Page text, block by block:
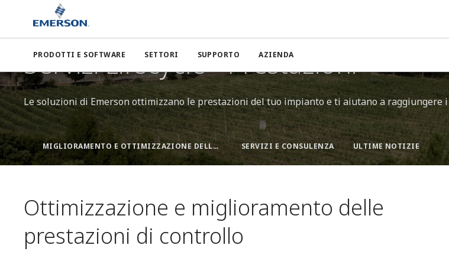
PRODOTTI E SOFTWARE SETTORI SUPPORTO AZIENDA
Emerson Servizi per l'intero ciclo di vita
Servizi Lifecycle - Prestazioni
Le soluzioni di Emerson ottimizzano le prestazioni del tuo impianto e ti aiutano a
MIGLIORAMENTO E OTTIMIZZAZIONE DELLE PRESTAZIONI SERVIZI E CONSULENZA ULTIME NOTIZIE
Ottimizzazione e miglioramento delle
prestazioni di controllo